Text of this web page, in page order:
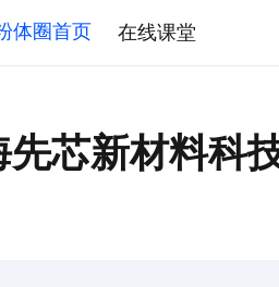
体圈首页 在线课堂
先芯新材料科